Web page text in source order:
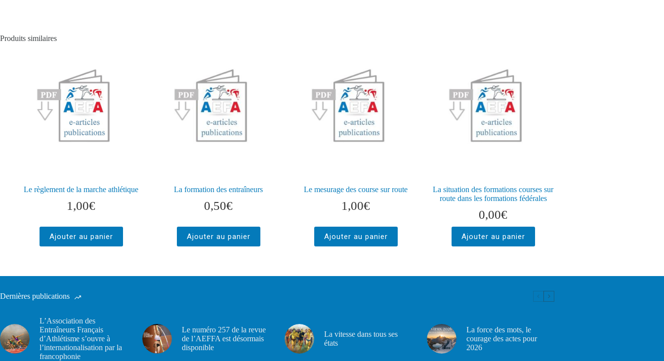
Produits similaires
Le règlement de la marche athlétique
1,00€
Ajouter au panier
La formation des entraîneurs
0,50€
Ajouter au panier
Le mesurage des course sur route
1,00€
Ajouter au panier
La situation des formations courses sur
route dans les formations fédérales
0,00€
Ajouter au panier
Dernières publications
L’Association des
Entraîneurs Français
d’Athlétisme s’ouvre à
l’internationalisation par la
francophonie
Le numéro 257 de la revue
de l’AEFFA est désormais
disponible
La vitesse dans tous ses
états
La force des mots, le
courage des actes pour
2026